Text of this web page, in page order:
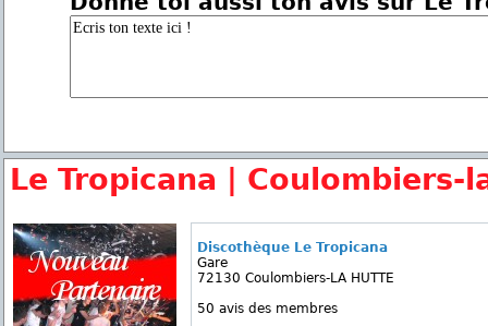
Le Tropicana | Coulombiers-
Discothèque Le Tropicana
Gare
72130 Coulombiers-LA HUTTE
50 avis des membres